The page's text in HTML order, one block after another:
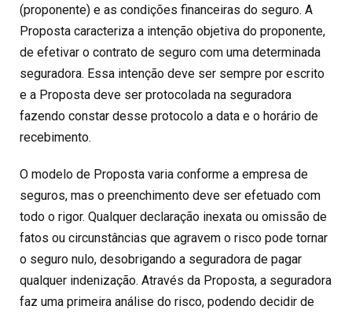
(proponente) e as condições financeiras do seguro. A
Proposta caracteriza a intenção objetiva do proponente,
de efetivar o contrato de seguro com uma determinada
seguradora. Essa intenção deve ser sempre por escrito
e a Proposta deve ser protocolada na seguradora
fazendo constar desse protocolo a data e o horário de
recebimento.
O modelo de Proposta varia conforme a empresa de
seguros, mas o preenchimento deve ser efetuado com
todo o rigor. Qualquer declaração inexata ou omissão de
fatos ou circunstâncias que agravem o risco pode tornar
o seguro nulo, desobrigando a seguradora de pagar
qualquer indenização. Através da Proposta, a seguradora
faz uma primeira análise do risco, podendo decidir de